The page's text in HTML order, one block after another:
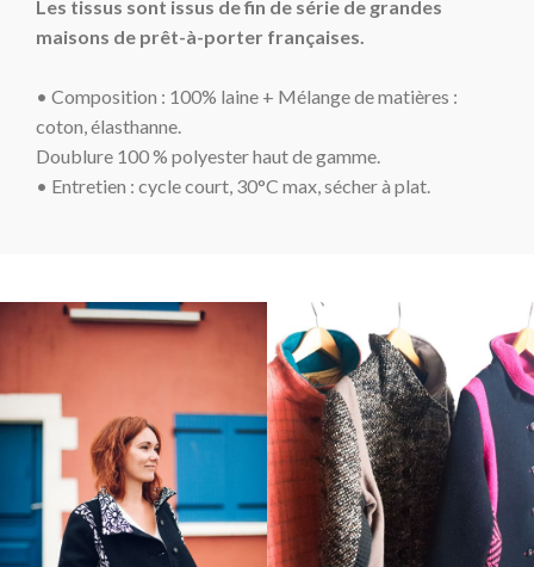
Les tissus sont issus de fin de série de grandes
maisons de prêt-à-porter françaises.
• Composition : 100% laine + Mélange de matières :
coton, élasthanne.
Doublure 100 % polyester haut de gamme.
• Entretien : cycle court, 30°C max, sécher à plat.